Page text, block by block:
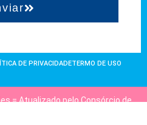
DE PRIVACIDADETERMO DE USO
= Atualizado pelo Consórcio de